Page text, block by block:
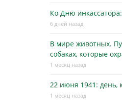
Ко Дню
6 дней назад
В мире животных.
собаках, которые
1 месяц назад
22 июня 1941: день,
1 месяц назад